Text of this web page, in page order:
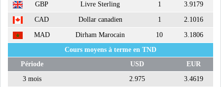
INTERVIEWS
TUSTEX PLUS
GBP Livre Sterling 1 3.9179
CAD Dollar canadien 1 2.1016
MAD Dirham Marocain 10
3.1806
Cours moyens à terme en TND
Période
USD
EUR
3 mois
2.975 3.4619